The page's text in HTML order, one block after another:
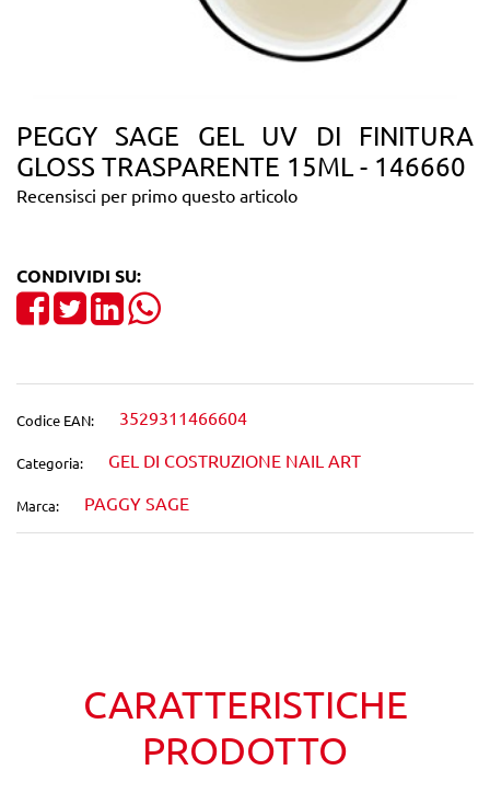
PEGGY SAGE GEL UV DI FINITURA
GLOSS TRASPARENTE 15ML - 146660
Recensisci per primo questo articolo
CONDIVIDI SU:
Share on Facebook
TweetShare on LinkedIn
Codice EAN: 3529311466604
Categoria: GEL DI COSTRUZIONE NAIL ART
Marca: PAGGY SAGE
CARATTERISTICHE
PRODOTTO